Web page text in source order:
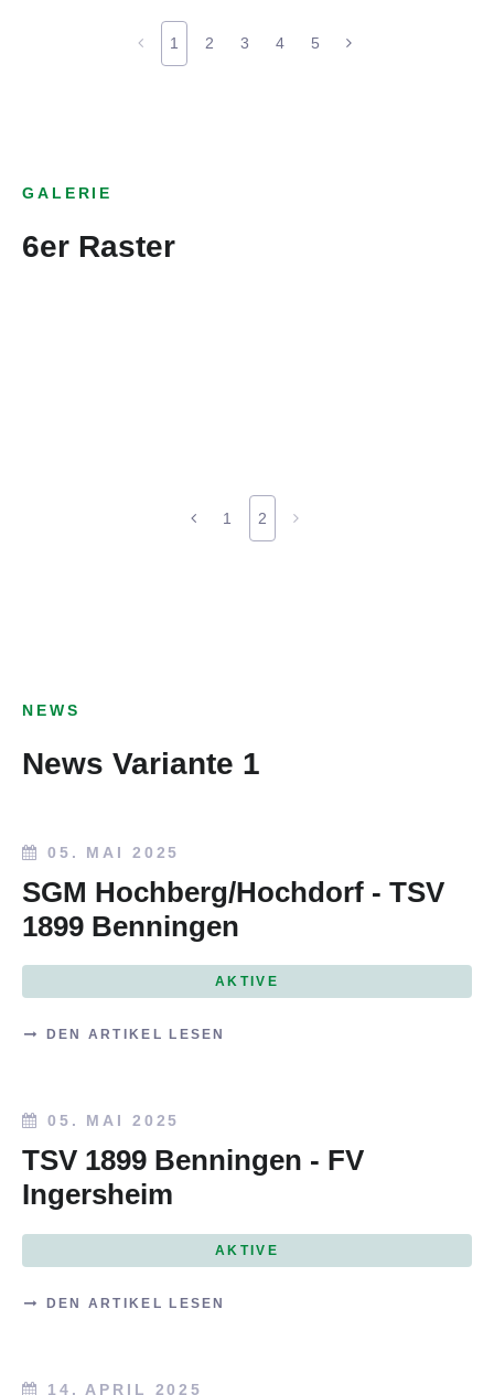
1 2 3 4 5
GALERIE
6er Raster
1 2
NEWS
News Variante 1
05. MAI 2025
SGM Hochberg/Hochdorf - TSV
1899 Benningen
AKTIVE
DEN ARTIKEL LESEN
05. MAI 2025
TSV 1899 Benningen - FV
Ingersheim
AKTIVE
DEN ARTIKEL LESEN
14. APRIL 2025